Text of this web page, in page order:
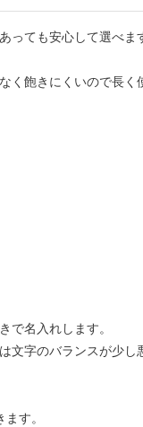
っても安心して選べま
く飽きにくいので長く
で名入れします。
文字のバランスが少し
す。